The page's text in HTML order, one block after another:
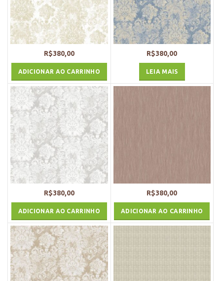
R$380,00
ADICIONAR AO CARRINHO
R$380,00
LEIA MAIS
R$380,00
ADICIONAR AO CARRINHO
R$380,00
ADICIONAR AO CARRINHO